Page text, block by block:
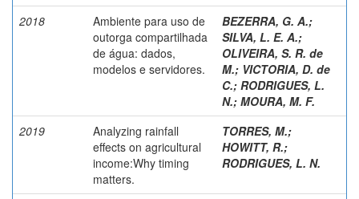
2018
Ambiente para uso de
outorga compartilhada
de água: dados,
modelos e servidores.
BEZERRA, G. A.;
SILVA, L. E. A.;
OLIVEIRA, S. R. de
M.; VICTORIA, D. de
C.; RODRIGUES, L.
N.; MOURA, M. F.
2019
Analyzing rainfall
effects on agricultural
income:Why timing
matters.
TORRES, M.;
HOWITT, R.;
RODRIGUES, L. N.